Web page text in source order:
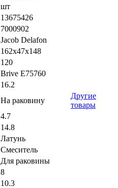
шт
13675426
7000902
Jacob Delafon
162х47х148
120
Brive E75760
16.2
На раковину
Другие
товары
4.7
14.8
Латунь
Смеситель
Для раковины
8
10.3